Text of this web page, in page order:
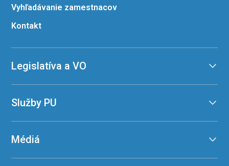
Vyhľadávanie zamestnacov
Kontakt
Legislatíva a VO
Služby PU
Médiá